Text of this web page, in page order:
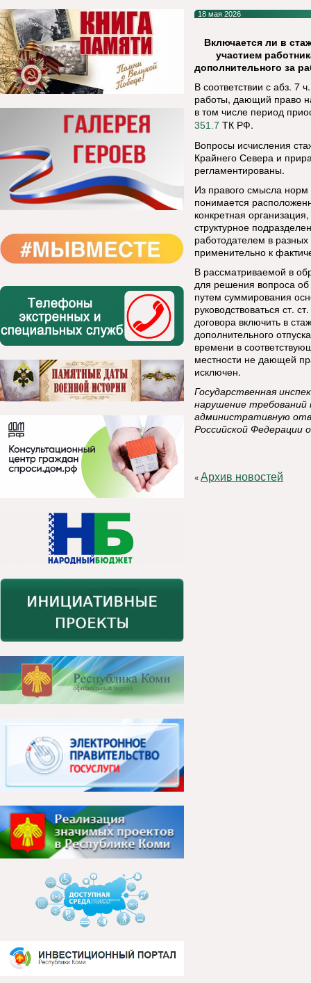
18 мая 2026
Включается ли в
участием
дополнительного за
В соответствии с абз. 7
работы, дающий право
в том числе период
351.7 ТК РФ.
Вопросы исчисления
Крайнего Севера и
регламентированы.
Из правого смысла норм
понимается
конкретная
структурное
работодателем в
применительно к
В рассматриваемой в
для решения вопроса об
путем суммирования
руководствоваться ст.
договора включить в
дополнительного
времени в
местности не дающей
исключен.
Государственная
нарушение требований
административную
Российской Федерации
«Архив новостей